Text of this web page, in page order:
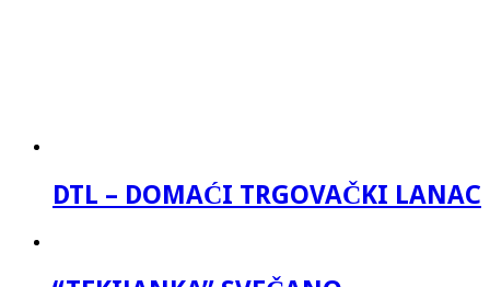
DTL – DOMAĆI TRGOVAČKI LANAC